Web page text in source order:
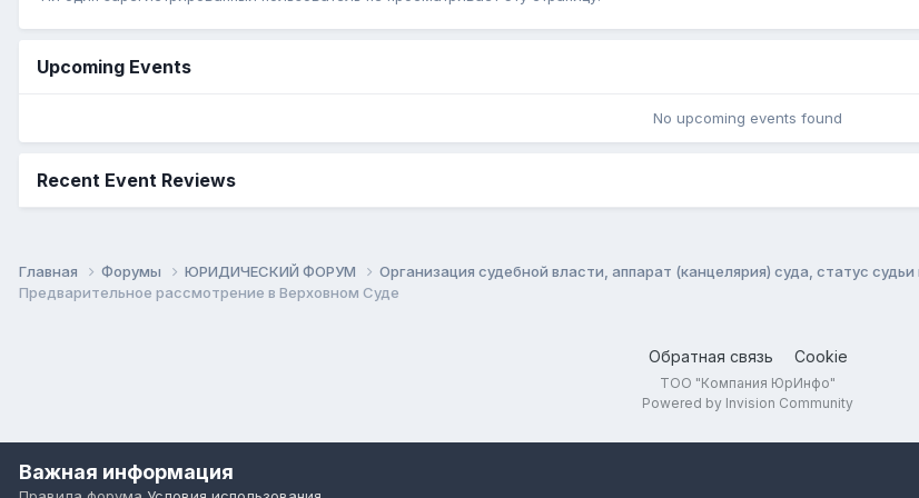
Upcoming Events
No upcoming events found
Recent Event Reviews
Главная Форумы ЮРИДИЧЕСКИЙ ФОРУМ
Организация судебной власти, аппарат (канцелярия) суда, статус судьи
Предварительное рассмотрение в Верховном Суде
Обратная связь Cookie
ТОО "Компания ЮрИнфо"
Powered by Invision Community
Важная информация